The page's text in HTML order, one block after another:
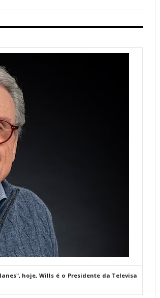
hoje, Wills é o Presidente da Televisa